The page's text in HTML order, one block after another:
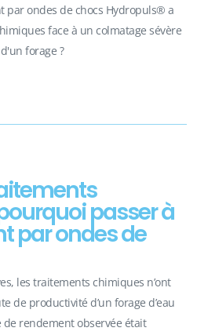
par ondes de chocs Hydropuls® a
face à un colmatage sévère
d'un forage ?
passer à
par ondes de
les traitements chimiques n’ont
de productivité d’un forage d’eau
rendement observée était